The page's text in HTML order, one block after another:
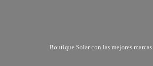
Boutique Solar con las mejores marcas